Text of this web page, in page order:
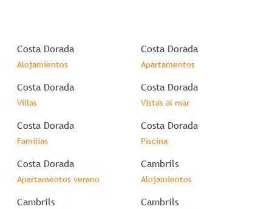
Costa Dorada
Alojamientos
Costa Dorada
Apartamentos
Costa Dorada
Villas
Costa Dorada
Vistas al mar
Costa Dorada
Familias
Costa Dorada
Piscina
Costa Dorada
Apartamentos verano
Cambrils
Alojamientos
Cambrils Cambrils